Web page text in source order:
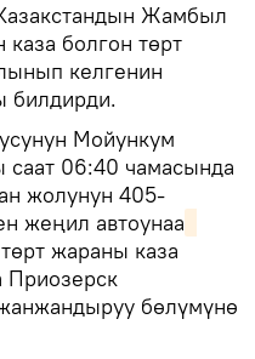
Жамбыл
болгон төрт
келгенин
билдирди.
Мойункум
саат 06:40 чамасында
жолунун 405-
жеңил автоунаа
жараны каза
Приозерск
бөлүмүнө